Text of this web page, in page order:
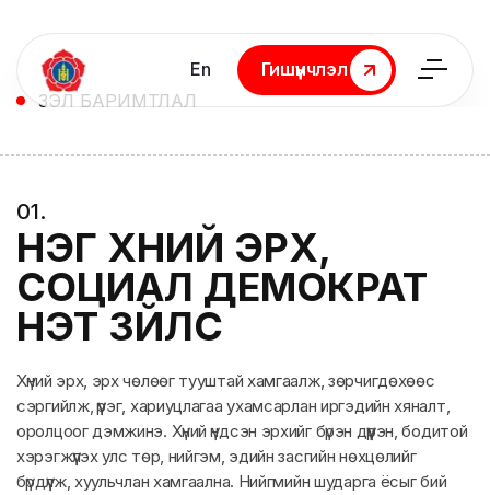
En
Гишүүнчлэл
Гишүүнчлэл
ҮЗЭЛ БАРИМТЛАЛ
01.
НЭГ ХҮНИЙ ЭРХ,
СОЦИАЛ ДЕМОКРАТ
ҮНЭТ ЗҮЙЛС
Хүний эрх, эрх чөлөөг тууштай хамгаалж, зөрчигдөхөөс
сэргийлж, үүрэг, хариуцлагаа ухамсарлан иргэдийн хяналт,
оролцоог дэмжинэ. Хүний үндсэн эрхийг бүрэн дүүрэн, бодитой
хэрэгжүүлэх улс төр, нийгэм, эдийн засгийн нөхцөлийг
бүрдүүлж, хуульчлан хамгаална. Нийгмийн шударга ёсыг бий